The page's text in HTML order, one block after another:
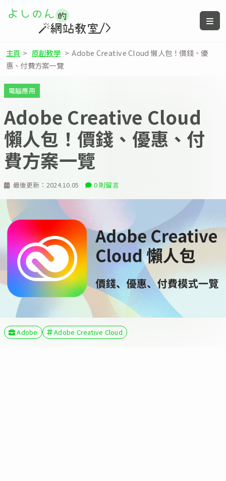
主頁 > 原創教學 > Adobe Creative Cloud 懶人包！價錢、優
惠、付費方案一覽
最後更新： 2024.10.05 0 則留言
電腦應用
Adobe Creative Cloud
懶人包！價錢、優惠、付
費方案一覽
Adobe Adobe Creative Cloud